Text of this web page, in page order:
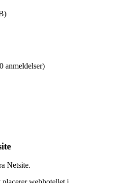
anmeldelser)
Netsite.